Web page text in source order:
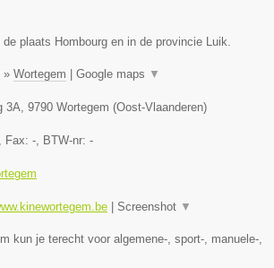
plaats Hombourg en in de provincie Luik.
» Wortegem Google maps ▼
3A, 9790 Wortegem (Oost-Vlaanderen)
, Fax: -, BTW-nr: -
Screenshot ▼
kun je terecht voor algemene-, sport-, manuele-,